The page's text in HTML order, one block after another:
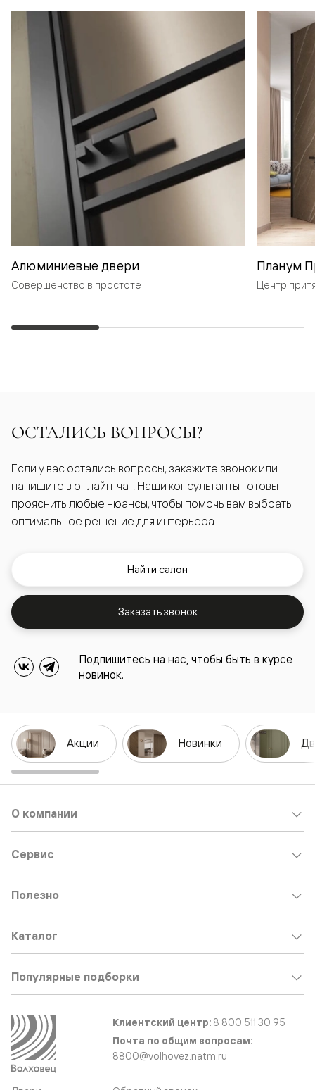
Алюминиевые двери
Совершенство в простоте
Планум
Центр
ОСТАЛИСЬ ВОПРОСЫ?
Если у вас остались вопросы, закажите звонок или
напишите в онлайн-чат. Наши консультанты готовы
прояснить любые нюансы, чтобы помочь вам выбрать
оптимальное решение для интерьера.
Найти салон
Заказать звонок
Подпишитесь на нас, чтобы быть в курсе
новинок.
Акции Новинки
О компании
Сервис
Полезно
Каталог
Популярные подборки
Клиентский центр: 8 800 511 30 95
Почта по общим вопросам:
8800@volhovez.natm.ru